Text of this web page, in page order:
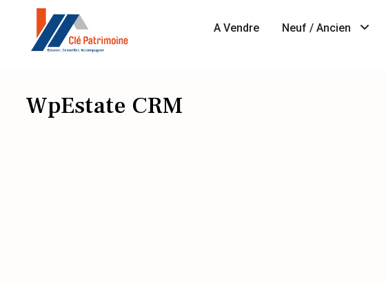
A Vendre Neuf / Ancien
WpEstate CRM